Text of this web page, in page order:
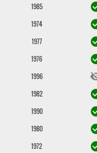
1985
1974
1977
1976
1996
1982
1990
1980
1972